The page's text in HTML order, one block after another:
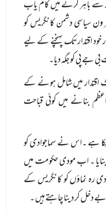
سے باہر کرنے میں کام یاب
ون سیاسی دشمن کانگریس کو
اقتدار تک پہنچنے کے لیے
جے پی کو جگہ دیا۔
اقتدار میں شامل ہونے کے
بنانے میں کوئی قباحت
ہے ۔اس نے سماجوادی کو
۔ اب مودی حکومت میں
رہ نماؤں کو کانگریس کے
کر دینا چاہتے ہیں ۔